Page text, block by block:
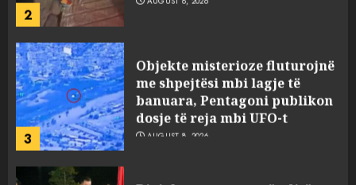
2
3
Objekte misterioze fluturojnë
me shpejtësi mbi lagje të
banuara, Pentagoni publikon
dosje të reja mbi UFO-t
AUGUST 8, 2026